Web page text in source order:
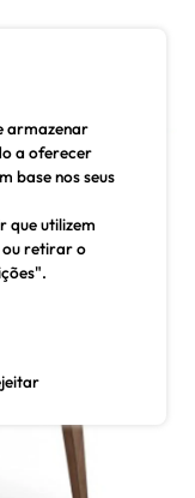
armazenar
a oferecer
base nos seus
que utilizem
ou retirar o